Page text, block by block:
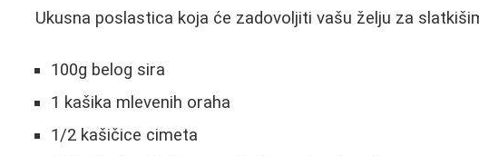
Ukusna poslastica koja će zadovoljiti vašu želju za
100g belog sira
1 kašika mlevenih oraha
1/2 kašičice cimeta